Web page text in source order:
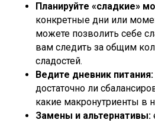
Планируйте «сладкие»
конкретные дни или
можете позволить себе
вам следить за общим
сладостей.
Ведите дневник питания:
достаточно ли
какие макронутриенты в
Замены и альтернативы: